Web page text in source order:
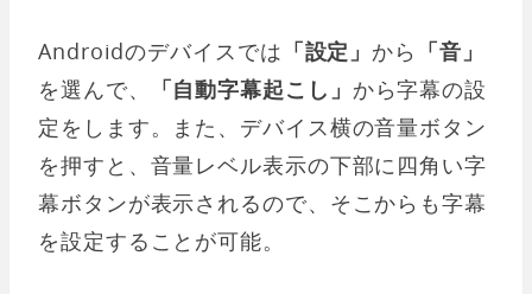
Androidのデバイスでは 「設定」 から 「音」
を選んで、
「自動字幕起こし」 から字幕の設
定をします。また、デバイス横の音量ボタン
を押すと、音量レベル表示の下部に四角い字
幕ボタンが表示されるので、そこからも字幕
を設定することが可能。